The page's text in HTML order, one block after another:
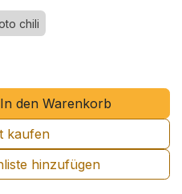
chili
In den Warenkorb
kaufen
hinzufügen